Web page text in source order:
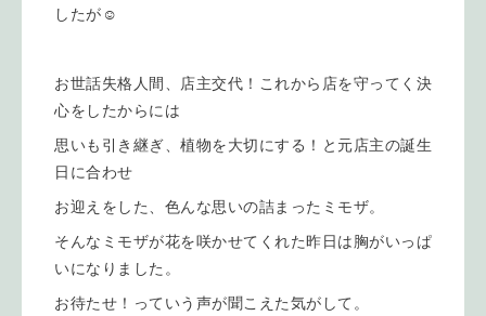
したが☺️
お世話失格人間、店主交代！これから店を守ってく決
心をしたからには
思いも引き継ぎ、植物を大切にする！と元店主の誕生
日に合わせ
お迎えをした、色んな思いの詰まったミモザ。
そんなミモザが花を咲かせてくれた昨日は胸がいっぱ
いになりました。
お待たせ！っていう声が聞こえた気がして。